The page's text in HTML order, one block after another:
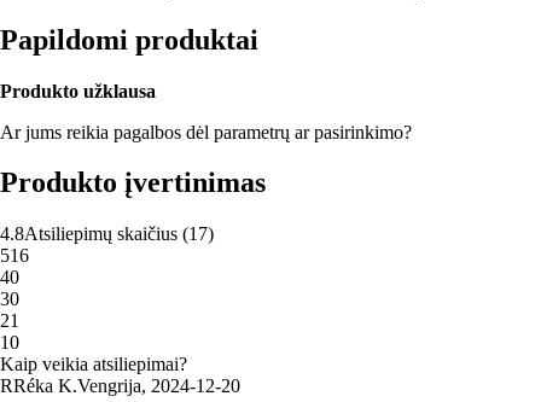
Papildomi produktai
Produkto užklausa
Ar jums reikia pagalbos dėl parametrų ar pasirinkimo?
Produkto įvertinimas
4.8Atsiliepimų skaičius (17)
516
40
30
21
10
Kaip veikia atsiliepimai?
RRéka K.Vengrija, 2024‑12‑20